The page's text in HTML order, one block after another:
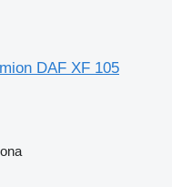
DAF XF 105